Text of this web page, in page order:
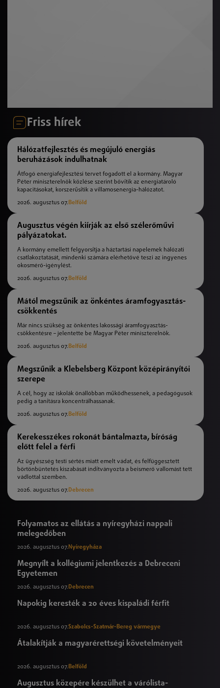
Friss hírek
Hálózatfejlesztés és megújuló energiás
beruházások indulhatnak
Átfogó energiafejlesztési tervet fogadott el a kormány. Magyar
Péter miniszterelnök közlése szerint bővítik az energiatároló
kapacitásokat, korszerűsítik a villamosenergia-hálózatot.
2026. augusztus 07.Belföld
Augusztus végén kiírják az első szélerőművi
pályázatokat.
A kormány emellett felgyorsítja a háztartási napelemek hálózati
csatlakoztatását, mindenki számára elérhetővé teszi az ingyenes
okosmérő-igénylést.
2026. augusztus 07.Belföld
Mától megszűnik az önkéntes áramfogyasztás-
csökkentés
Már nincs szükség az önkéntes lakossági áramfogyasztás-
csökkentésre – jelentette be Magyar Péter miniszterelnök.
2026. augusztus 07.Belföld
Megszűnik a Klebelsberg Központ középirányítói
szerepe
A cél, hogy az iskolák önállóbban működhessenek, a pedagógusok
pedig a tanításra koncentrálhassanak.
2026. augusztus 07.Belföld
Kerekesszékes rokonát bántalmazta, bíróság
előtt felel a férfi
Az ügyészség testi sértés miatt emelt vádat, és felfüggesztett
börtönbüntetés kiszabását indítványozta a beismerő vallomást tett
vádlottal szemben.
2026. augusztus 07.Debrecen
Folyamatos az ellátás a nyíregyházi nappali
melegedőben
2026. augusztus 07. Nyíregyháza
Megnyílt a kollégiumi jelentkezés a Debreceni
Egyetemen
2026. augusztus 07.Debrecen
Napokig keresték a 20 éves kispaládi férfit
2026. augusztus 07.Szabolcs-Szatmár-Bereg vármegye
Átalakítják a magyarérettségi követelményeit
2026. augusztus 07.Belföld
Augusztus közepére készülhet a várólista-